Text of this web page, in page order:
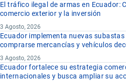
El tráfico ilegal de armas en Ecuador:
comercio exterior y la inversión
3 Agosto, 2026
Ecuador implementa nuevas
comprarse mercancías y vehículos
3 Agosto, 2026
Ecuador fortalece su estrategia
internacionales y busca ampliar su